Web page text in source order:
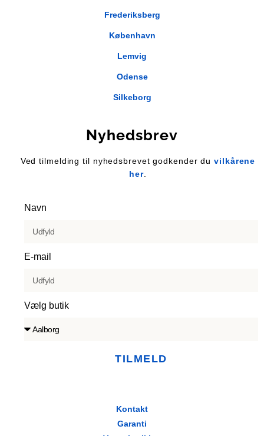
Frederiksberg
København
Lemvig
Odense
Silkeborg
Nyhedsbrev
Ved tilmelding til nyhedsbrevet godkender duvilkårene
her.
Navn
E-mail
Vælg butik
TILMELD
Kontakt
Garanti